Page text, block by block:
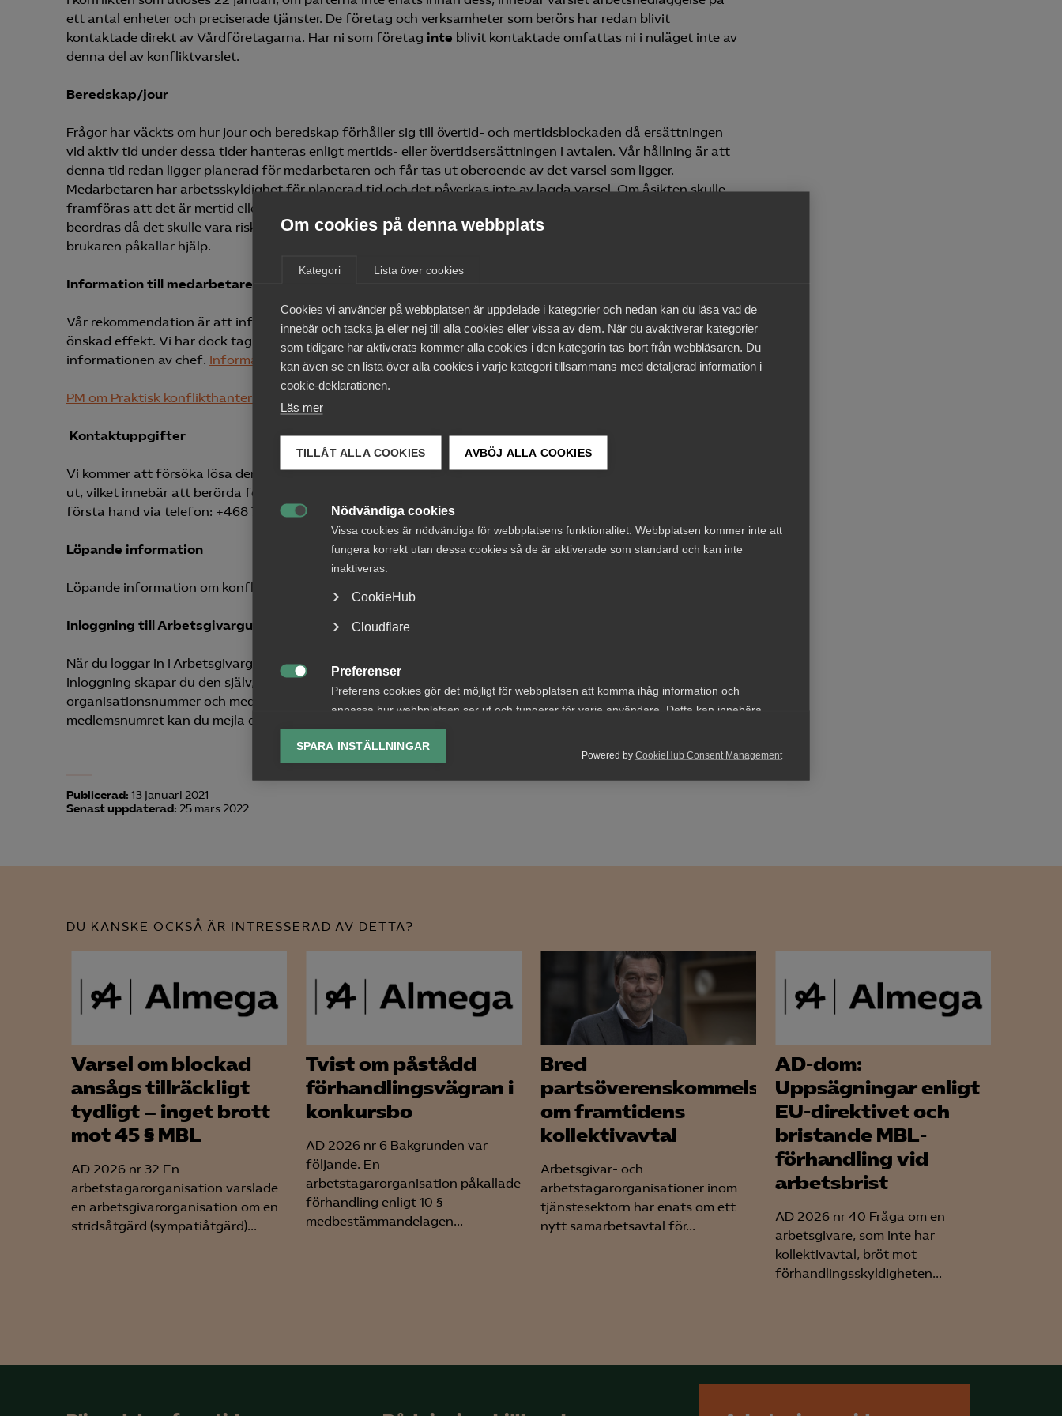
Om cookies på denna webbplats
Kategori Lista över cookies
Cookies vi använder på webbplatsen är uppdelade i kategorier och nedan kan du läsa vad de
innebär och tacka ja eller nej till alla cookies eller vissa av dem. När du avaktiverar kategorier
som tidigare har aktiverats kommer alla cookies i den kategorin tas bort från webbläsaren. Du
kan även se en lista över alla cookies i varje kategori tillsammans med detaljerad information i
cookie-deklarationen.
Läs mer
TILLÅT ALLA COOKIES AVBÖJ ALLA COOKIES
Nödvändiga cookies
Vissa cookies är nödvändiga för webbplatsens funktionalitet. Webbplatsen kommer inte att
fungera korrekt utan dessa cookies så de är aktiverade som standard och kan inte
inaktiveras.
CookieHub
Cloudflare
Preferenser
Preferens cookies gör det möjligt för webbplatsen att komma ihåg information och
anpassa hur webbplatsen ser ut och fungerar för varje användare. Detta kan innebära
lagring av vald valuta, region, språk eller färgschema.

Analys-cookies
Microsoft Clarity

Marknadsförings-cookies används för att spåra gester på olika webbplatser för att kunna
Meta Pixel
LinkedIn Insight
Leadfeeder
Powered by CookieHub Consent Management
SPARA INSTÄLLNINGAR
ett antal enheter och preciserade tjänster. De företag och verksamheter som berörs har redan blivit
kontaktade direkt av Vårdföretagarna. Har ni som företag inte blivit kontaktade omfattas ni i nuläget inte av
denna del av konfliktvarslet.
Beredskap/jour
Frågor har väckts om hur jour och beredskap förhåller sig till övertid- och mertidsblockaden då ersättningen
vid aktiv tid under dessa tider hanteras enligt mertids- eller övertidsersättningen i avtalen. Vår hållning är att
denna tid redan ligger planerad för medarbetaren och får tas ut oberoende av det varsel som ligger.
Medarbetaren har arbetsskyldighet för planerad tid och det påverkas inte av lagda varsel. Om åsikten skulle
framföras att det är mertid eller övertid som berörs av varslet under denna tid får ytterst skyddsarbete
beordras då det skulle vara risk för brukares liv och/eller hälsa att inte aktivt arbeta under jouren t.ex om
brukaren påkallar hjälp.
Information till medarbetare
Vår rekommendation är att information om konflikten och vad den innebär sker från närmaste chef för att ge
önskad effekt. Vi har dock tagit fram ett dokument som kan användas som komplement till den personliga
informationen av chef. Information till medarbetare om konflikt (worddokument), (Inloggning krävs)
PM om Praktisk konflikthantering – information till berörda företag, Almega 2020
Kontaktuppgifter
Vi kommer att försöka lösa den uppkomna situationen så snabbt som möjligt för att konflikten inte ska bryta
ut, vilket innebär att berörda förhandlare kommer att vara svåra att nå. Använd gärna Almegas konfliktjour, i
första hand via telefon: +468 762 6080 alternativt vår mailkonflikt@almega
Löpande information
Löpande information om konflikten finns på
Inloggning till Arbetsgivarguiden
När du loggar in i Arbetsgivarguiden fungerar det bäst med webbläsaren Chrome. Om du inte har någon
inloggning skapar du den själv, klicka på länken under inloggningsrutorna. Du behöver ert
organisationsnummer och medlemsnummer (finns på fakturan från Svenskt Näringsliv). Om du inte hittar
medlemsnumret kan du mejla organisationsnumret till
Publicerad: 13 januari 2021
Senast uppdaterad: 25 mars 2022
DU KANSKE OCKSÅ ÄR INTRESSERAD AV DETTA?
Varsel om blockad
ansågs tillräckligt
tydligt – inget brott
mot 45 § MBL
AD 2026 nr 32 En
arbetstagarorganisation varslade
en arbetsgivarorganisation om en
stridsåtgärd (sympatiåtgärd)...
Tvist om påstådd
förhandlingsvägran i
konkursbo
AD 2026 nr 6 Bakgrunden var
följande. En
arbetstagarorganisation påkallade
förhandling enligt 10 §
medbestämmandelagen...
Bred
partsöverenskommelse
om framtidens
kollektivavtal
Arbetsgivar- och
arbetstagarorganisationer inom
tjänstesektorn har enats om ett
nytt samarbetsavtal för...
AD-dom:
Uppsägningar enligt
EU-direktivet och
bristande MBL-
förhandling vid
arbetsbrist
AD 2026 nr 40 Fråga om en
arbetsgivare, som inte har
kollektivavtal, bröt mot
förhandlingsskyldigheten...